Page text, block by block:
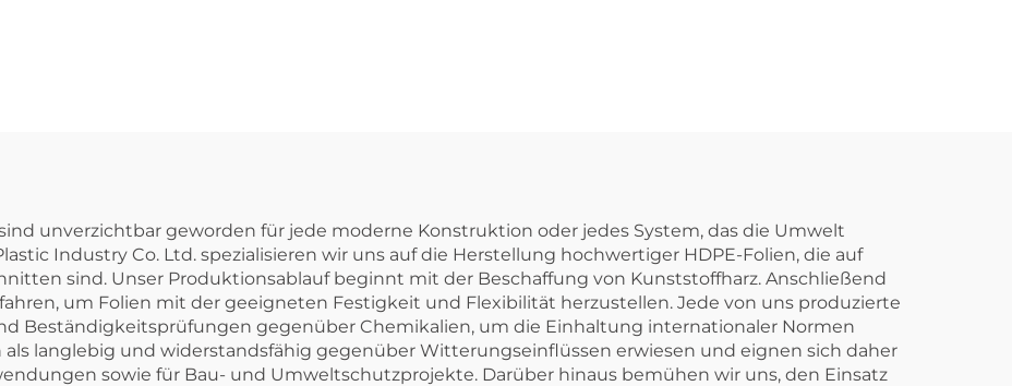
unverzichtbar geworden für jede moderne Konstruktion oder jedes System, das die Umwelt
Industry Co. Ltd. spezialisieren wir uns auf die Herstellung hochwertiger HDPE-Folien, die auf
sind. Unser Produktionsablauf beginnt mit der Beschaffung von Kunststoffharz. Anschließend
um Folien mit der geeigneten Festigkeit und Flexibilität herzustellen. Jede von uns produzierte
Beständigkeitsprüfungen gegenüber Chemikalien, um die Einhaltung internationaler Normen
als langlebig und widerstandsfähig gegenüber Witterungseinflüssen erwiesen und eignen sich daher
sowie für Bau- und Umweltschutzprojekte. Darüber hinaus bemühen wir uns, den Einsatz